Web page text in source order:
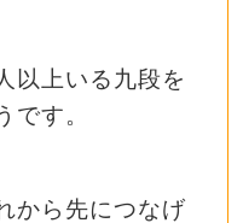
以上いる九段を
です。
から先につなげ